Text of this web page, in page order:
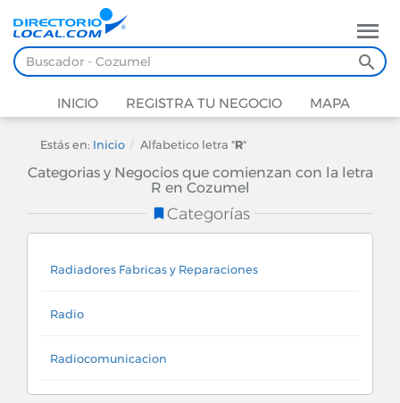
INICIO REGISTRA TU NEGOCIO MAPA
Estás en: Inicio Alfabetico letra "R"
Categorias y Negocios que comienzan con la letra
R en Cozumel
Categorías
Radiadores Fabricas y Reparaciones
Radio
Radiocomunicacion